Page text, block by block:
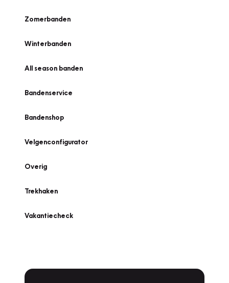
Zomerbanden
Winterbanden
All season banden
Bandenservice
Bandenshop
Velgenconfigurator
Overig
Trekhaken
Vakantiecheck